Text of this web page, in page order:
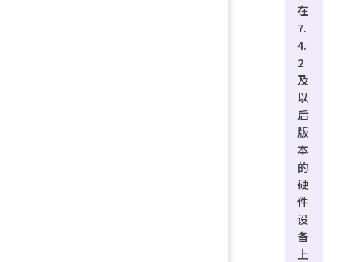
在
7.
4.
2
及
以
后
版
本
的
硬
件
设
备
上